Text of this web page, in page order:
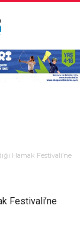
Hamak Festivali’ne
Festivali’ne